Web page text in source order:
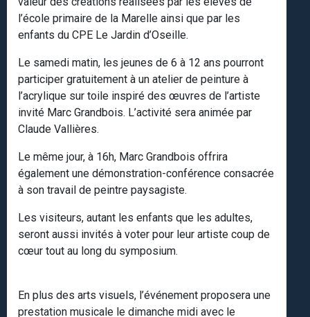
l’école primaire de la Marelle ainsi que par les
enfants du CPE Le Jardin d’Oseille.
Le samedi matin, les jeunes de 6 à 12 ans pourront
participer gratuitement à un atelier de peinture à
l’acrylique sur toile inspiré des œuvres de l’artiste
invité Marc Grandbois. L’activité sera animée par
Claude Vallières.
Le même jour, à 16h, Marc Grandbois offrira
également une démonstration-conférence consacrée
à son travail de peintre paysagiste.
Les visiteurs, autant les enfants que les adultes,
seront aussi invités à voter pour leur artiste coup de
cœur tout au long du symposium.
En plus des arts visuels, l’événement proposera une
prestation musicale le dimanche midi avec le